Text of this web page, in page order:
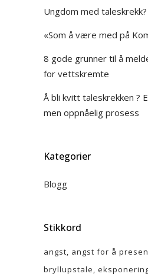
Ungdom med taleskrekk?
«Som å være med på
8 gode grunner til å
for vettskremte
Å bli kvitt taleskrekken ?
men oppnåelig prosess
Kategorier
Blogg
Stikkord
angst angst for å
bryllupstale